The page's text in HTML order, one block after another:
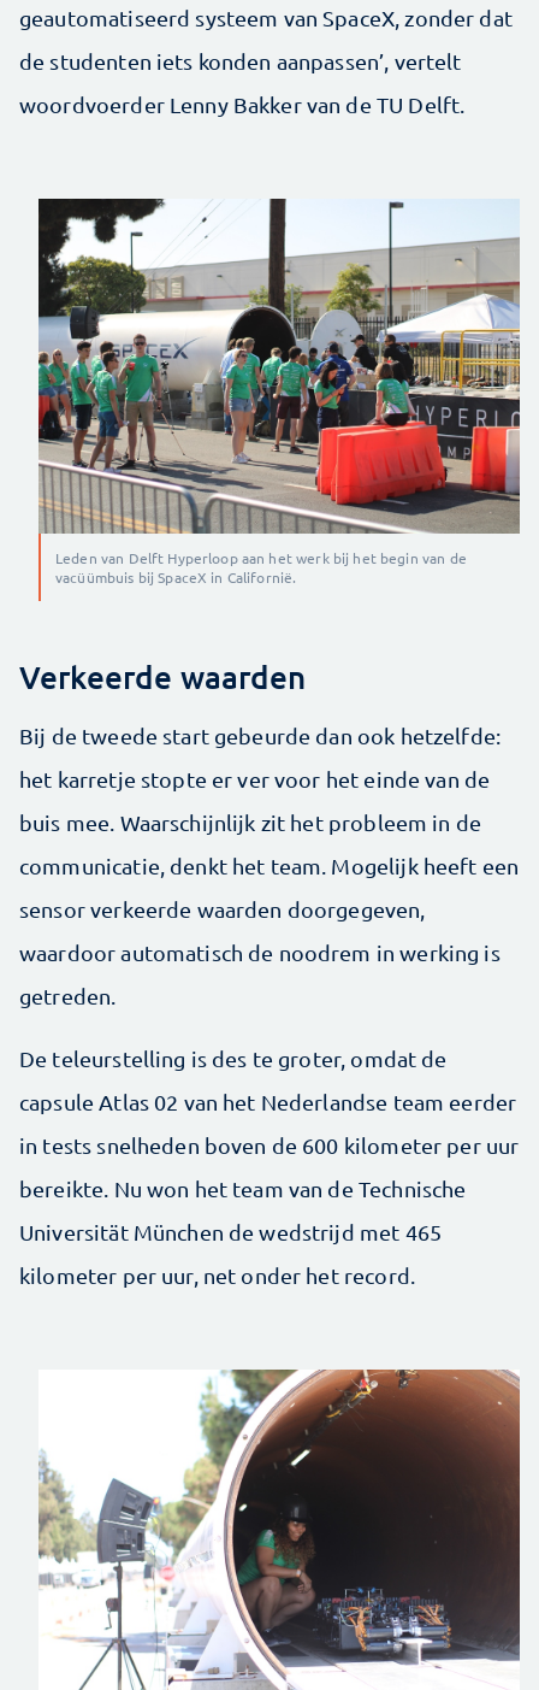
geautomatiseerd systeem van SpaceX, zonder dat
de studenten iets konden aanpassen’, vertelt
woordvoerder Lenny Bakker van de TU Delft.
Leden van Delft Hyperloop aan het werk bij het begin van de
vacüümbuis bij SpaceX in Californië.
Verkeerde waarden
Bij de tweede start gebeurde dan ook hetzelfde:
het karretje stopte er ver voor het einde van de
buis mee. Waarschijnlijk zit het probleem in de
communicatie, denkt het team. Mogelijk heeft een
sensor verkeerde waarden doorgegeven,
waardoor automatisch de noodrem in werking is
getreden.
De teleurstelling is des te groter, omdat de
capsule Atlas 02 van het Nederlandse team eerder
in tests snelheden boven de 600 kilometer per uur
bereikte. Nu won het team van de Technische
Universität München de wedstrijd met 465
kilometer per uur, net onder het record.